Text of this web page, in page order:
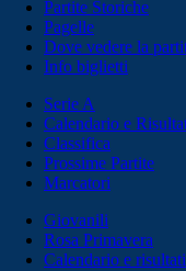
Partite Storiche
Pagelle
Dove vedere la
Info biglietti
Serie A
Calendario e
Classifica
Prossime Partite
Marcatori
Giovanili
Rosa Primavera
Calendario e